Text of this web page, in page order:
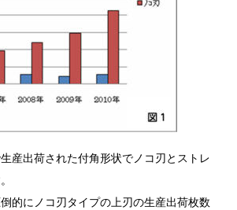
産出荷された付角形状でノコ刃とストレ
的にノコ刃タイプの上刃の生産出荷枚数